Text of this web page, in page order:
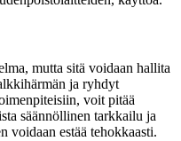
mutta sitä voidaan hallita
ja ryhdyt
voit pitää
säännöllinen tarkkailu ja
voidaan estää tehokkaasti.